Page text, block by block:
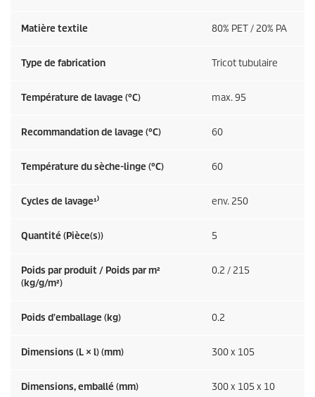
Matière textile 80% PET / 20% PA
Type de fabrication Tricot tubulaire
Température de lavage (°C) max. 95
Recommandation de lavage (°C) 60
Température du sèche-linge (°C) 60
Cycles de lavage¹⁾ env. 250
Quantité (Pièce(s)) 5
Poids par produit / Poids par m²
(kg/g/m²)
0.2 / 215
Poids d'emballage (kg) 0.2
Dimensions (L × l) (mm) 300 x 105
Dimensions, emballé (mm) 300 x 105 x 10